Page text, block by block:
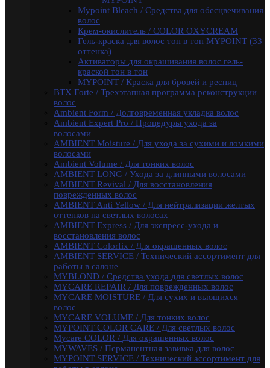
AMBIENT Anti Yellow / Для нейтрализации желтых
оттенков на светлых волосах
AMBIENT Express / Для экспресс-ухода и
восстановления волос
AMBIENT Colorfix / Для окрашенных волос
AMBIENT SERVICE / Технический ассортимент для
работы в салоне
MYBLOND / Средства ухода для светлых волос
MYCARE REPAIR / Для поврежденных волос
MYCARE MOISTURE / Для сухих и вьющихся волос
MYCARE VOLUME / Для тонких волос
MYPOINT COLOR CARE / Для светлых волос
Mycare COLOR / Для окрашенных волос
MYWAVES / Перманентная завивка для волос
MYPOINT SERVICE / Технический ассортимент для
работы в салоне
MYTREAT / Трихологическая серия
MAN.CODE / Мужская серия
STYLE.UP / Средства для стайлинга
АКСЕССУАРЫ
ADAPTO POWER / восстановления и укрепления
волос
LAMINATION SYSTEM
Окрашивание и осветление
КРЕМ-КРАСКА COLORSHADE
Осветление
Окисляющая эмульсия
Гель-краска Colordream
Оттеночные муссы
SHAPE WAVE / Химическая завивка
НАБОРЫ EPICA
Уход за кожей рук / Крем-мыло, Крем для рук
Styling
TOTAL CARE / Уход и защита
SPECIAL / Особенный уход
Mypoint Bleach / Средства для обесцвечивания
волос
Крем-окислитель / COLOR OXYCREAM
Гель-краска для волос тон в тон MYPOINT (33
оттенка)
Активаторы для окрашивания волос гель-
краской тон в тон
MYPOINT / Краска для бровей и ресниц
BTX Forte / Трехэтапная программа реконструкции
волос
Ambient Form / Долговременная укладка волос
Ambient Expert Pro / Процедуры ухода за
волосами
AMBIENT Moisture / Для ухода за сухими и ломкими
волосами
Ambient Volume / Для тонких волос
AMBIENT LONG / Ухода за длинными волосами
AMBIENT Revival / Для восстановления
поврежденных волос
AMBIENT Anti Yellow / Для нейтрализации желтых
оттенков на светлых волосах
AMBIENT Express / Для экспресс-ухода и
восстановления волос
AMBIENT Colorfix / Для окрашенных волос
AMBIENT SERVICE / Технический ассортимент для
работы в салоне
MYBLOND / Средства ухода для светлых волос
MYCARE REPAIR / Для поврежденных волос
MYCARE MOISTURE / Для сухих и вьющихся
волос
MYCARE VOLUME / Для тонких волос
MYPOINT COLOR CARE / Для светлых волос
Mycare COLOR / Для окрашенных волос
MYWAVES / Перманентная завивка для волос
MYPOINT SERVICE / Технический ассортимент для